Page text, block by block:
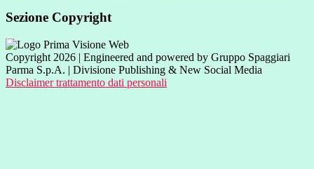
Sezione Copyright
Copyright 2026 | Engineered and powered by Gruppo Spaggiari
Parma S.p.A. | Divisione Publishing & New Social Media
Disclaimer trattamento dati personali